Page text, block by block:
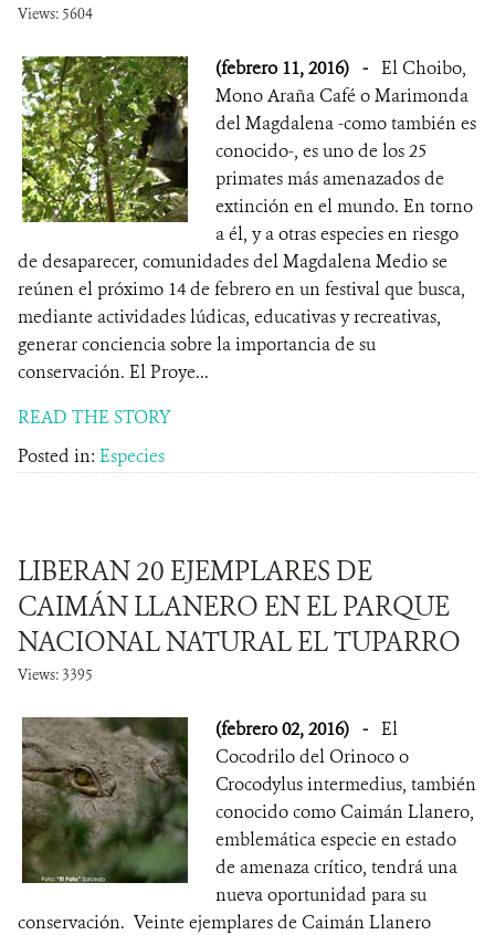
Views: 5604
(febrero 11, 2016) - El Choibo,
Mono Araña Café o Marimonda
del Magdalena -como también es
conocido-, es uno de los 25
primates más amenazados de
extinción en el mundo. En torno
a él, y a otras especies en riesgo
de desaparecer, comunidades del Magdalena Medio se
reúnen el próximo 14 de febrero en un festival que busca,
mediante actividades lúdicas, educativas y recreativas,
generar conciencia sobre la importancia de su
conservación. El Proye...
READ THE STORY
Posted in: Especies
LIBERAN 20 EJEMPLARES DE
CAIMÁN LLANERO EN EL PARQUE
NACIONAL NATURAL EL TUPARRO
Views: 3395
(febrero 02, 2016) - El
Cocodrilo del Orinoco o
Crocodylus intermedius, también
conocido como Caimán Llanero,
emblemática especie en estado
de amenaza crítico, tendrá una
nueva oportunidad para su
conservación. Veinte ejemplares de Caimán Llanero